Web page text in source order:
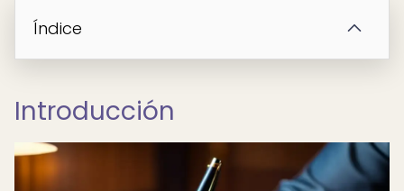
Índice
Introducción